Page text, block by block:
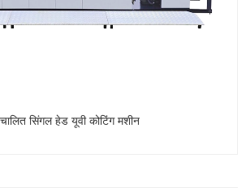
सिंगल हेड यूवी कोटिंग मशीन